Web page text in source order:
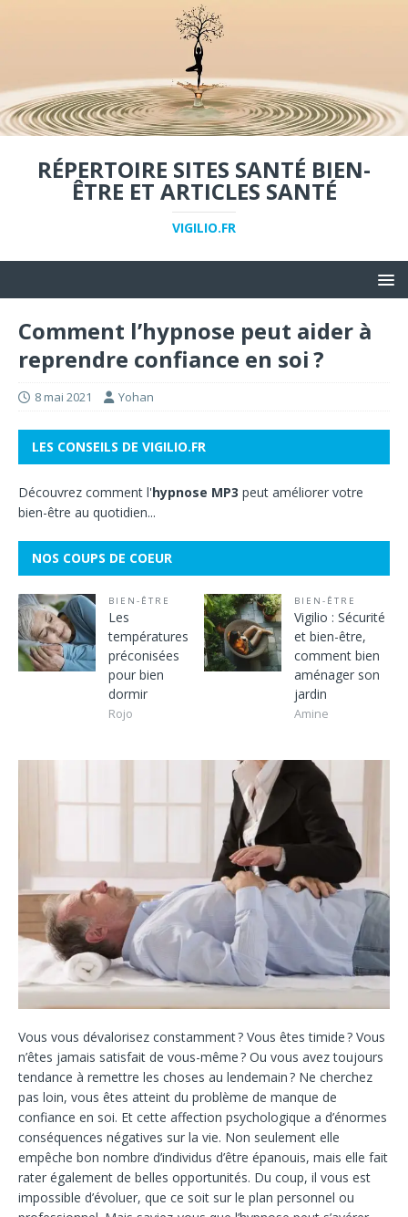
RÉPERTOIRE SITES SANTÉ BIEN-
ÊTRE ET ARTICLES SANTÉ
VIGILIO.FR
Comment l’hypnose peut aider à
reprendre confiance en soi ?
8 mai 2021 Yohan
LES CONSEILS DE VIGILIO.FR
Découvrez comment l'hypnose MP3 peut améliorer votre
bien-être au quotidien...
NOS COUPS DE COEUR
BIEN-ÊTRE
Les
températures
préconisées
pour bien
dormir
Rojo
BIEN-ÊTRE
Vigilio : Sécurité
et bien-être,
comment bien
aménager son
jardin
Amine
Vous vous dévalorisez constamment ? Vous êtes timide ? Vous
n’êtes jamais satisfait de vous-même ? Ou vous avez toujours
tendance à remettre les choses au lendemain ? Ne cherchez
pas loin, vous êtes atteint du problème de manque de
confiance en soi. Et cette affection psychologique a d’énormes
conséquences négatives sur la vie. Non seulement elle
empêche bon nombre d’individus d’être épanouis, mais elle fait
rater également de belles opportunités. Du coup, il vous est
impossible d’évoluer, que ce soit sur le plan personnel ou